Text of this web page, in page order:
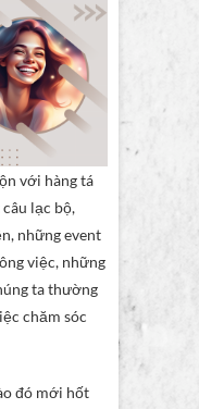
với hàng tá
lạc bộ,
những event
việc, những
ta thường
chăm sóc
đó mới hốt